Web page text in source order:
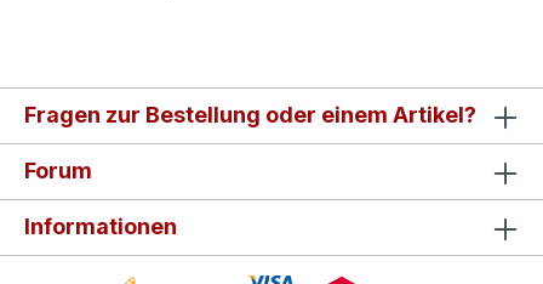
Fragen zur Bestellung oder einem Artikel?
Forum
Informationen